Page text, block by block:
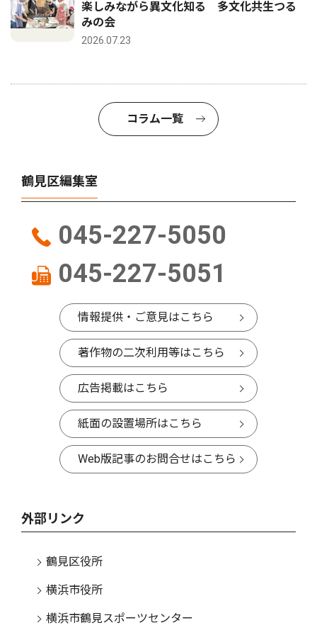
楽しみながら異文化知る 多文化共生つる
みの会
2026.07.23
コラム一覧
鶴見区編集室
045-227-5050
045-227-5051
情報提供・ご意見はこちら
著作物の二次利用等はこちら
広告掲載はこちら
紙面の設置場所はこちら
Web版記事のお問合せはこちら
外部リンク
鶴見区役所
横浜市役所
横浜市鶴見スポーツセンター